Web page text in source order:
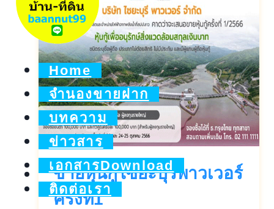
Home
จำนองขายฝาก
บทความ
ข่าวสาร
เอกสารDownload
ติดต่อเรา
ขายหุ้นกู้ไซยะบุรีพาวเวอร์
ครั้งที่1